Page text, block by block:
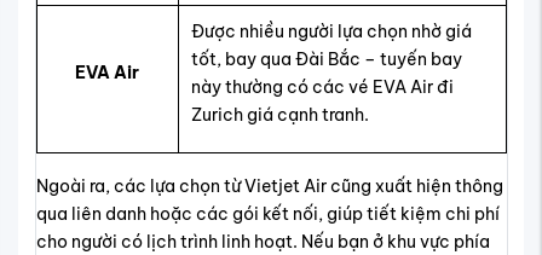
EVA Air
Được nhiều người lựa chọn nhờ giá
tốt, bay qua Đài Bắc – tuyến bay
này thường có các vé EVA Air đi
Zurich giá cạnh tranh.
Ngoài ra, các lựa chọn từ Vietjet Air cũng xuất hiện thông
qua liên danh hoặc các gói kết nối, giúp tiết kiệm chi phí
cho người có lịch trình linh hoạt. Nếu bạn ở khu vực phía